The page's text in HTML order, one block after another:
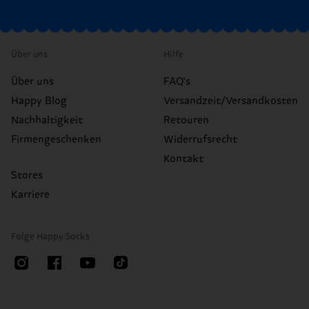
Über uns
Über uns
Happy Blog
Nachhaltigkeit
Firmengeschenken
Stores
Karriere
Hilfe
FAQ's
Versandzeit/Versandkosten
Retouren
Widerrufsrecht
Kontakt
Folge Happy Socks